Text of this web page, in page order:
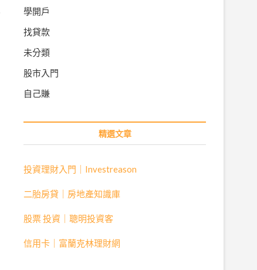
學開戶
找貸款
未分類
股市入門
自己賺
精選文章
投資理財入門｜Investreason
二胎房貸｜房地產知識庫
股票 投資｜聰明投資客
信用卡｜富蘭克林理財網